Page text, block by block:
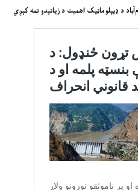
د ډیپلوماټیک اهمیت د زیاتېدو تمه کېږي